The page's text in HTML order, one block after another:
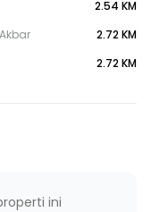
2.54 KM
2.72 KM
2.72 KM
ini